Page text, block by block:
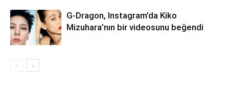
G-Dragon, Instagram’da Kiko
Mizuhara’nın bir videosunu beğendi